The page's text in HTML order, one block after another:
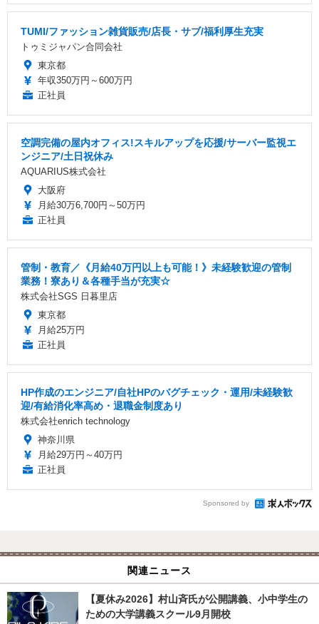
TUMI/ファッション雑貨販売/店長・サブ/福利厚生充実
トゥミジャパン合同会社
東京都
年収350万円～600万円
正社員
空調完備の屋内オフィス!スキルアップを応援/サーバー監視エ
ンジニア/土日祝休み
AQUARIUS株式会社
大阪府
月給30万6,700円～50万円
正社員
管制・教育／《月給40万円以上も可能！》未経験歓迎の管制
業務！寮あり＆各種手当が充実☆
株式会社SGS 日暮里店
東京都
月給25万円
正社員
HP作成のエンジニア/自社HPのバグチェック・運用/未経験歓
迎/有給消化率高め・退職金制度あり
株式会社enrich technology
神奈川県
月給29万円～40万円
正社員
Sponsored by
関連ニュース
【夏休み2026】村山斉氏が公開講義、小中学生の
ための大学講義スクール9月開校